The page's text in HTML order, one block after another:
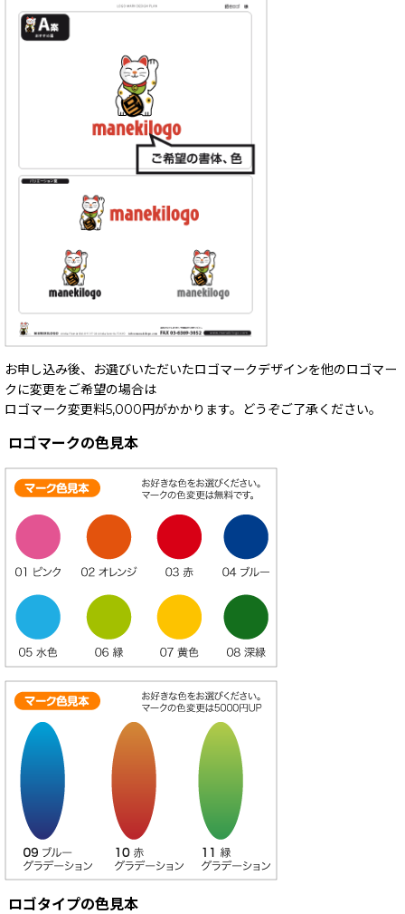
お申し込み後、お選びいただいたロゴマークデザインを他のロゴマー
クに変更をご希望の場合は
ロゴマーク変更料5,000円がかかります。どうぞご了承ください。
ロゴマークの色見本
ロゴタイプの色見本